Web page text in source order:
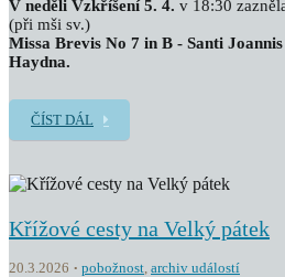
V neděli Vzkříšení 5. 4. v 18:30
(při mši sv.)
Missa Brevis No 7 in B - Santi Joannis
Haydna.
ČÍST DÁL
Křížové cesty na Velký pátek
20.3.2026 pobožnost, archiv událostí